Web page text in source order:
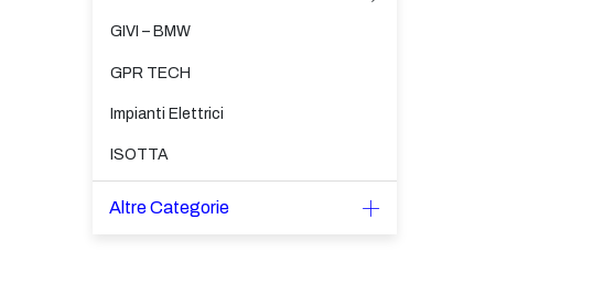
GIVI – BMW
GPR TECH
Impianti Elettrici
ISOTTA
Altre Categorie